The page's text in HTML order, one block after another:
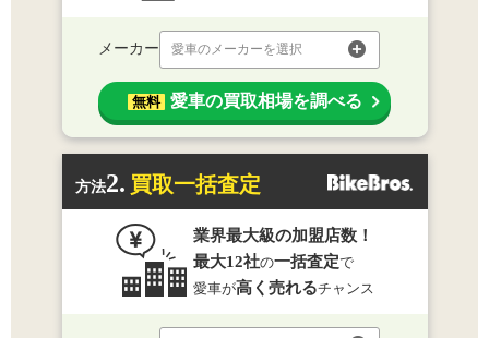
メーカー 愛車のメーカーを選択
無料 愛車の買取相場を調べる
方法2. 買取一括査定
業界最大級の加盟店数！
最大12社の一括査定で
愛車が高く売れるチャンス